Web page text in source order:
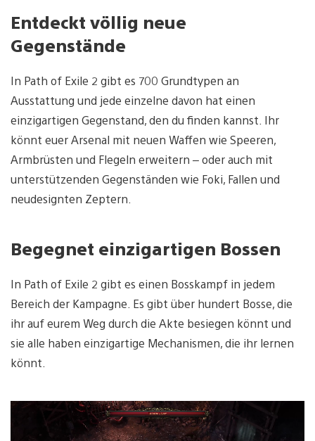
Entdeckt völlig neue
Gegenstände
In Path of Exile 2 gibt es 700 Grundtypen an
Ausstattung und jede einzelne davon hat einen
einzigartigen Gegenstand, den du finden kannst. Ihr
könnt euer Arsenal mit neuen Waffen wie Speeren,
Armbrüsten und Flegeln erweitern – oder auch mit
unterstützenden Gegenständen wie Foki, Fallen und
neudesignten Zeptern.
Begegnet einzigartigen Bossen
In Path of Exile 2 gibt es einen Bosskampf in jedem
Bereich der Kampagne. Es gibt über hundert Bosse, die
ihr auf eurem Weg durch die Akte besiegen könnt und
sie alle haben einzigartige Mechanismen, die ihr lernen
könnt.